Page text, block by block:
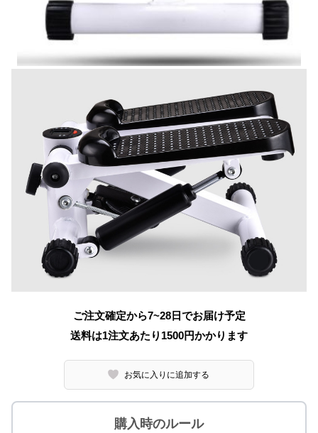
ご注文確定から7~28日でお届け予定
送料は1注文あたり 1500円かかります
お気に入りに追加する
購入時のルール